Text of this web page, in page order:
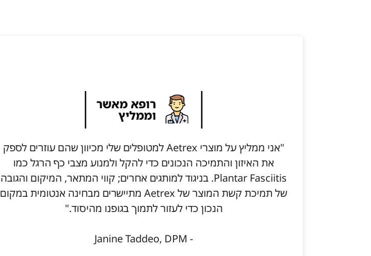
"אני ממליץ על מוצרי Aetrex למטופלים שלי מכיוון שהם עוזרים לספק
את האיזון והתמיכה הנכונים כדי להקל ולמנוע מצבי כף הרגל כמו
Plantar Fasciitis. בניגוד למותגים אחרים; קווי המתאר, המיקום והגובה
של תמיכת קשת המוצר של Aetrex מתיישרים מבחינה אנטומית במקום
הנכון כדי לעזור לתמוך בגופנו מהיסוד."
- Janine Taddeo, DPM